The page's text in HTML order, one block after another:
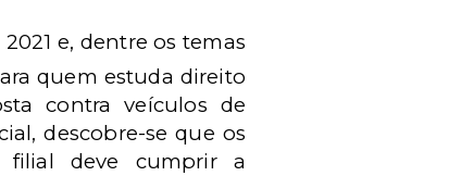
2021 e, dentre os temas
quem estuda direito
contra veículos de
descobre-se que os
filial deve cumprir a